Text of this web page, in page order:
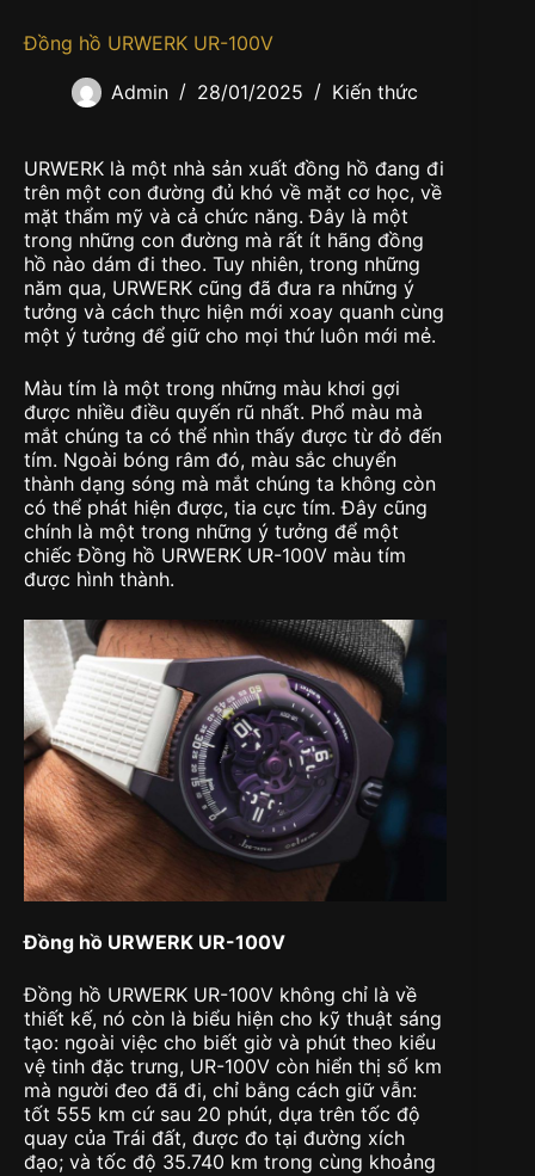
Đồng hồ URWERK UR-100V
Admin 28/01/2025 Kiến thức
URWERK là một nhà sản xuất đồng hồ đang đi
trên một con đường đủ khó về mặt cơ học, về
mặt thẩm mỹ và cả chức năng. Đây là một
trong những con đường mà rất ít hãng đồng
hồ nào dám đi theo. Tuy nhiên, trong những
năm qua, URWERK cũng đã đưa ra những ý
tưởng và cách thực hiện mới xoay quanh cùng
một ý tưởng để giữ cho mọi thứ luôn mới mẻ.
Màu tím là một trong những màu khơi gợi
được nhiều điều quyến rũ nhất. Phổ màu mà
mắt chúng ta có thể nhìn thấy được từ đỏ đến
tím. Ngoài bóng râm đó, màu sắc chuyển
thành dạng sóng mà mắt chúng ta không còn
có thể phát hiện được, tia cực tím. Đây cũng
chính là một trong những ý tưởng để một
chiếc Đồng hồ URWERK UR-100V màu tím
được hình thành.
Đồng hồ URWERK UR-100V
Đồng hồ URWERK UR-100V không chỉ là về
thiết kế, nó còn là biểu hiện cho kỹ thuật sáng
tạo: ngoài việc cho biết giờ và phút theo kiểu
vệ tinh đặc trưng, UR-100V còn hiển thị số km
mà người đeo đã đi, chỉ bằng cách giữ vẫn:
tốt 555 km cứ sau 20 phút, dựa trên tốc độ
quay của Trái đất, được đo tại đường xích
đạo; và tốc độ 35.740 km trong cùng khoảng